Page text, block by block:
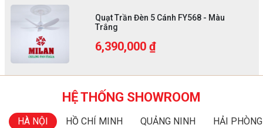
Quạt Trần Đèn 5 Cánh FY568 - Màu
Trắng
6,390,000 ₫
HỆ THỐNG SHOWROOM
HÀ NỘI HỒ CHÍ MINH QUẢNG NINH HẢI PHÒNG